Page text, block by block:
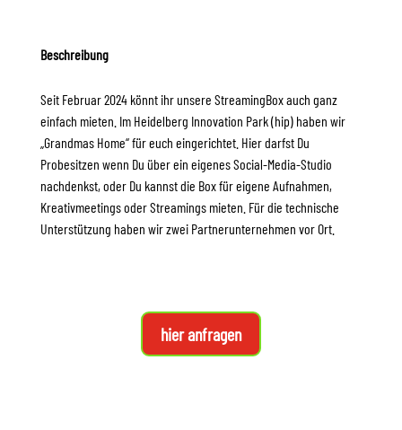
Beschreibung
Seit Februar 2024 könnt ihr unsere StreamingBox auch ganz
einfach mieten. Im Heidelberg Innovation Park (hip) haben wir
„Grandmas Home“ für euch eingerichtet. Hier darfst Du
Probesitzen wenn Du über ein eigenes Social-Media-Studio
nachdenkst, oder Du kannst die Box für eigene Aufnahmen,
Kreativmeetings oder Streamings mieten. Für die technische
Unterstützung haben wir zwei Partnerunternehmen vor Ort.
hier anfragen